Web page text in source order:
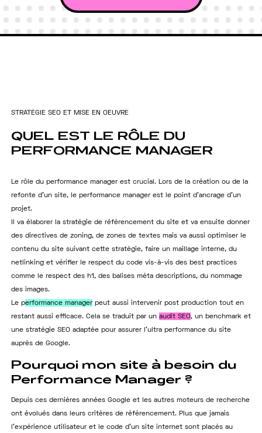
ST RAT ÉG E SEO ET M SE EN OEUVRE
QUEL EST LE RÔLE DU
PERFORMANCE MANAGER
Le rôle du performance manager est crucial. Lors de la création ou de la
refonte d’un site, le performance manager est le point d’ancrage d’un
projet.
Il va élaborer la stratégie de référencement du site et va ensuite donner
des directives de zoning, de zones de textes mais va aussi optimiser le
contenu du site suivant cette stratégie, faire un maillage interne, du
netlinking et vérifier le respect du code vis-à-vis des best practices
comme le respect des h1, des balises méta descriptions, du nommage
des images.
Le performance managerpeut aussi intervenir post production tout en
restant aussi efficace. Cela se traduit par un audit SEO, un benchmark et
une stratégie SEO adaptée pour assurer l’ultra performance du site
auprès de Google.
Pourquoi mon site à besoin du
Performance Manager ?
Depuis ces dernières années Google et les autres moteurs de recherche
ont évolués dans leurs critères de référencement. Plus que jamais
l’expérience utilisateur et le code d’un site internet sont placés au